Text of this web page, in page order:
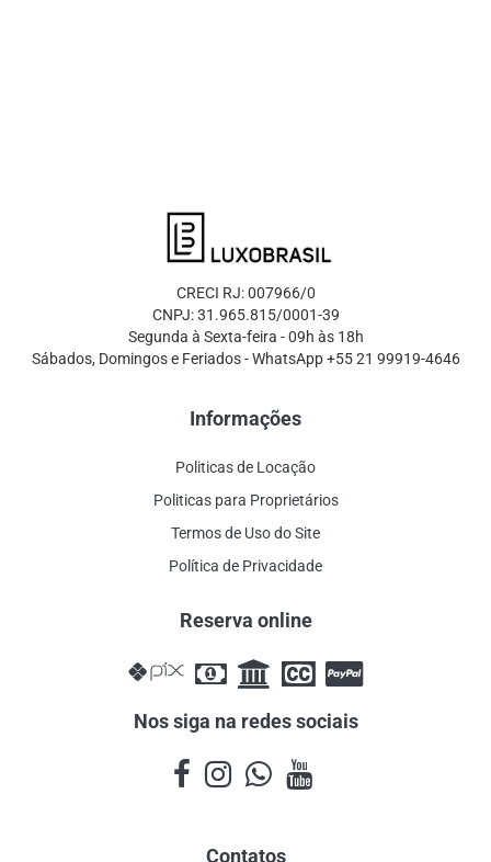
CRECI RJ: 007966/0
CNPJ: 31.965.815/0001-39
Segunda à Sexta-feira - 09h às 18h
Sábados, Domingos e Feriados - WhatsApp +55 21 99919-4646
Informações
Politicas de Locação
Politicas para Proprietários
Termos de Uso do Site
Política de Privacidade
Reserva online
Nos siga na redes sociais
Contatos